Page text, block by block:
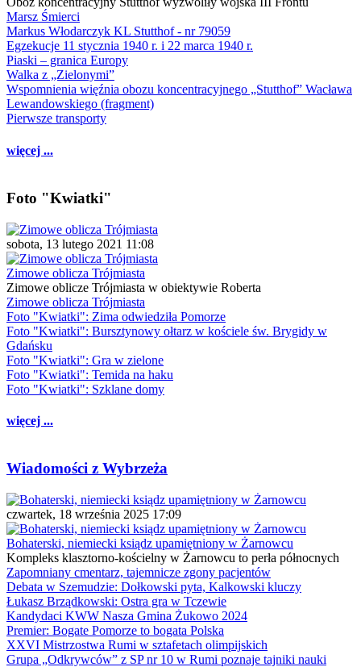
Marsz Śmierci
Markus Włodarczyk KL Stutthof - nr 79059
Egzekucje 11 stycznia 1940 r. i 22 marca 1940 r.
Piaski – granica Europy
Walka z „Zielonymi”
Wspomnienia więźnia obozu koncentracyjnego „Stutthof” Wacława
Lewandowskiego (fragment)
Pierwsze transporty
więcej ...
Foto "Kwiatki"
sobota, 13 lutego 2021 11:08
Zimowe oblicza Trójmiasta
Zimowe oblicze Trójmiasta w obiektywie Roberta
Zimowe oblicza Trójmiasta
Foto "Kwiatki": Zima odwiedziła Pomorze
Foto "Kwiatki": Bursztynowy ołtarz w kościele św. Brygidy w
Gdańsku
Foto "Kwiatki": Gra w zielone
Foto "Kwiatki": Temida na haku
Foto "Kwiatki": Szklane domy
więcej ...
Wiadomości z Wybrzeża
czwartek, 18 września 2025 17:09
Bohaterski, niemiecki ksiądz upamiętniony w Żarnowcu
Kompleks klasztorno-kościelny w Żarnowcu to perła północnych
Zapomniany cmentarz, tajemnicze zgony pacjentów
Debata w Szemudzie: Dołkowski pyta, Kalkowski kluczy
Łukasz Brządkowski: Ostra gra w Tczewie
Kandydaci KWW Nasza Gmina Żukowo 2024
Premier: Bogate Pomorze to bogata Polska
XXVI Mistrzostwa Rumi w sztafetach olimpijskich
Grupa „Odkrywców” z SP nr 10 w Rumi poznaje tajniki nauki